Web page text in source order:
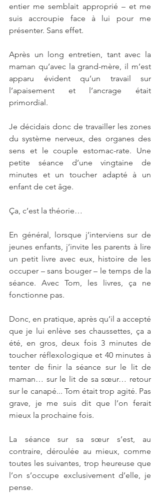
entier me semblait approprié – et me
suis accroupie face à lui pour me
présenter. Sans effet.
Après un long entretien, tant avec la
maman qu’avec la grand-mère, il m’est
apparu évident qu’un travail sur
l’apaisement et l’ancrage était
primordial.
Je décidais donc de travailler les zones
du système nerveux, des organes des
sens et le couple estomac-rate. Une
petite séance d’une vingtaine de
minutes et un toucher adapté à un
enfant de cet âge.
Ça, c’est la théorie…
En général, lorsque j’interviens sur de
jeunes enfants, j’invite les parents à lire
un petit livre avec eux, histoire de les
occuper – sans bouger – le temps de la
séance. Avec Tom, les livres, ça ne
fonctionne pas.
Donc, en pratique, après qu’il a accepté
que je lui enlève ses chaussettes, ça a
été, en gros, deux fois 3 minutes de
toucher réflexologique et 40 minutes à
tenter de finir la séance sur le lit de
maman… sur le lit de sa sœur… retour
sur le canapé... Tom était trop agité. Pas
grave, je me suis dit que l’on ferait
mieux la prochaine fois.
La séance sur sa sœur s’est, au
contraire, déroulée au mieux, comme
toutes les suivantes, trop heureuse que
l’on s’occupe exclusivement d’elle, je
pense.